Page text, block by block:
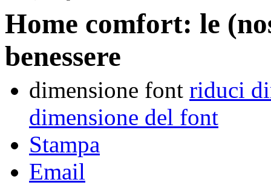
Home comfort: le
benessere
dimensione font riduci
dimensione del font
Stampa
Email